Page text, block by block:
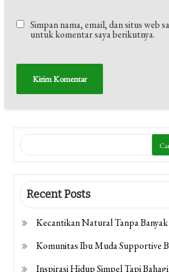
Simpan nama, email, dan situs web
untuk komentar saya berikutnya.
Recent Posts
Kecantikan Natural Tanpa
Komunitas Ibu Muda Supportive
Inspirasi Hidup Simpel Tapi